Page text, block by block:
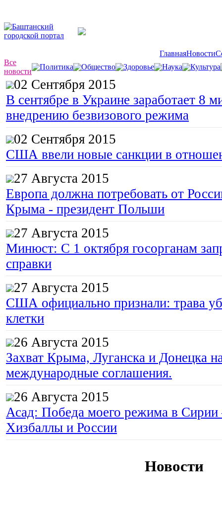
ГлавнаяНовости
Все
новости
Политика Общество Здоровье Наука Культура
02 Сентября 2015
В сентябре в Украине заработает 8
внедрению безвизового режима
02 Сентября 2015
США ввели новые санкции в
27 Августа 2015
Европа должна потребовать от
Крыма - президент Польши
27 Августа 2015
Минюст: С 1 октября госорганам
справки
27 Августа 2015
США официально признали: трава
клетки
26 Августа 2015
Захват Крыма, Луганска и Донецка
международные соглашения.
26 Августа 2015
Асад: Победа моего режима в
Хизбаллы и России
Новости